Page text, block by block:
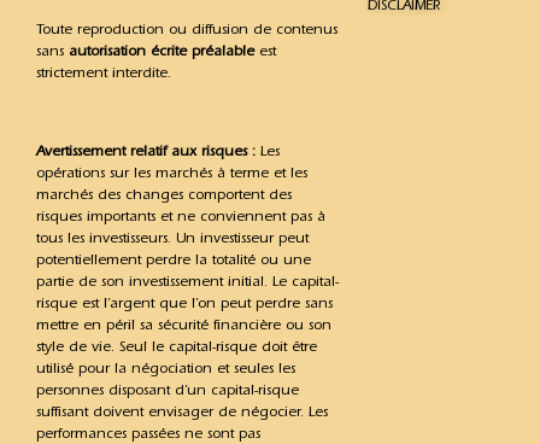
Toute reproduction ou diffusion de contenus
sans autorisation écrite préalableest
strictement interdite.
Avertissement relatif aux risques : Les
opérations sur les marchés à terme et les
marchés des changes comportent des
risques importants et ne conviennent pas à
tous les investisseurs. Un investisseur peut
potentiellement perdre la totalité ou une
partie de son investissement initial. Le capital-
risque est l’argent que l’on peut perdre sans
mettre en péril sa sécurité financière ou son
style de vie. Seul le capital-risque doit être
utilisé pour la négociation et seules les
personnes disposant d’un capital-risque
suffisant doivent envisager de négocier. Les
performances passées ne sont pas
DISCLAIMER